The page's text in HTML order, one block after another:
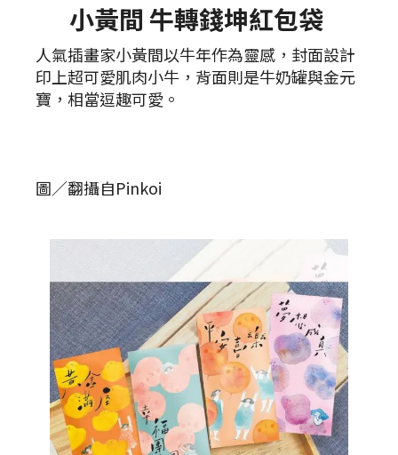
小黃間 牛轉錢坤紅包袋
人氣插畫家小黃間以牛年作為靈感，封面設計
印上超可愛肌肉小牛，背面則是牛奶罐與金元
寶，相當逗趣可愛。
圖／翻攝自Pinkoi